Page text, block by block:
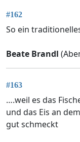
#162
So ein
Beate Brandl
#163
….weil es das
und das Eis an
gut schmeckt